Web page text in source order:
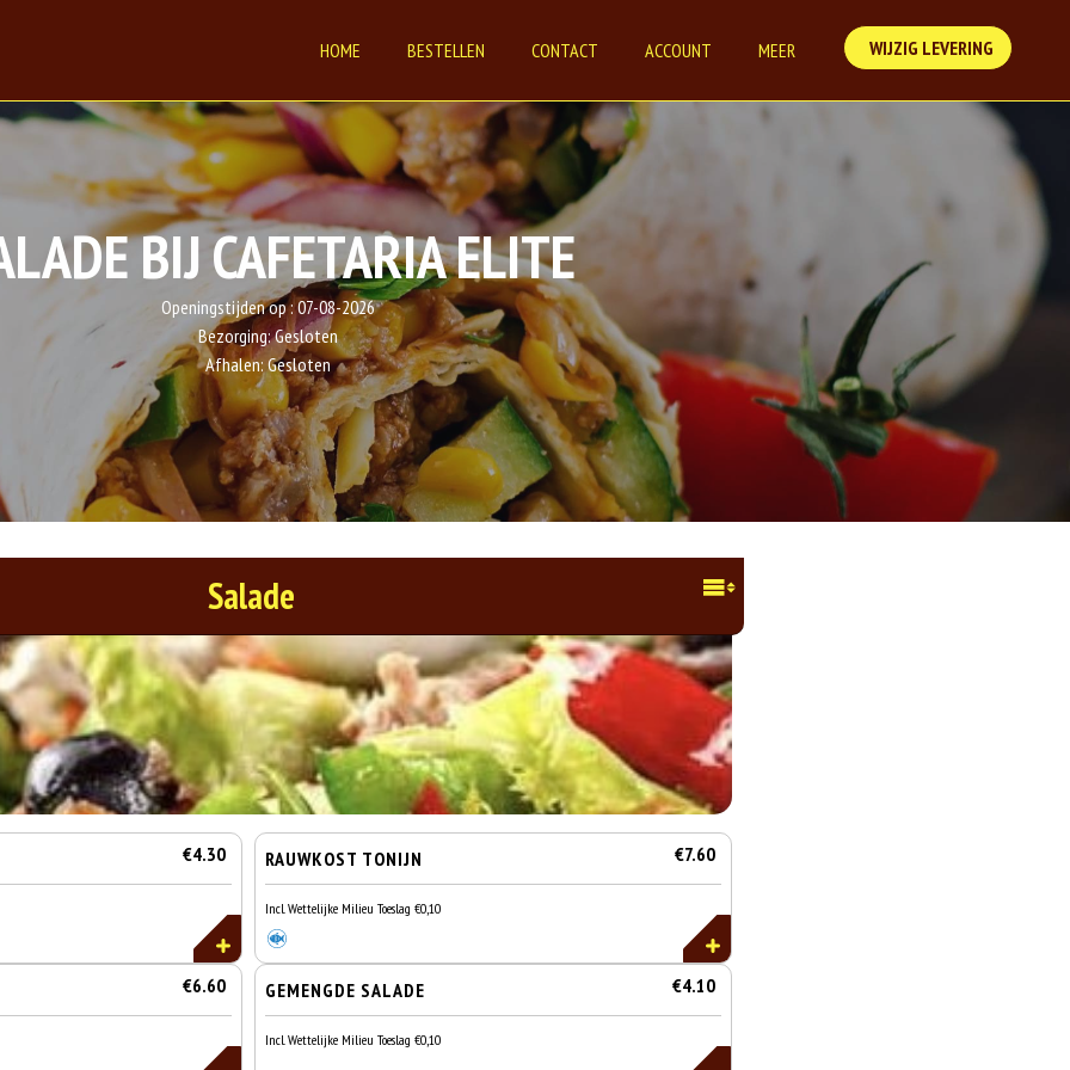
HOME BESTELLEN CONTACT ACCOUNT MEER WIJZIG LEVERING
BIJ CAFETARIA ELITE
Openingstijden op :07-08-2026
Bezorging:Gesloten
Afhalen: Gesloten
Salade
€4.30 RAUWKOST TONIJN €7.60
Incl. Wettelijke Milieu Toeslag €0,10
€6.60 GEMENGDE SALADE €4.10
Incl. Wettelijke Milieu Toeslag €0,10